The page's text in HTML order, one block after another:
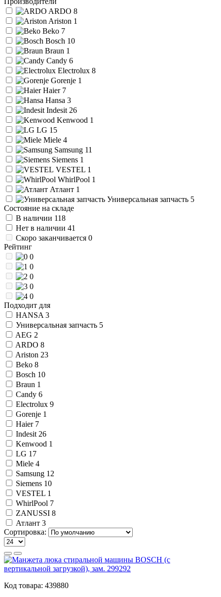
ARDO 8
Ariston 1
Beko 7
Bosch 10
Braun 1
Candy 6
Electrolux 8
Gorenje 1
Haier 7
Hansa 3
Indesit 26
Kenwood 1
LG 15
Miele 4
Samsung 11
Siemens 1
VESTEL 1
WhirlPool 1
Атлант 1
Универсальная запчасть 5
Состояние на складе
В наличии 118
Нет в наличии 41
Скоро заканчивается 0
Рейтинг
0
0
0
0
0
Подходит для
HANSA 3
Универсальная запчасть 5
AEG 2
ARDO 8
Ariston 23
Beko 8
Bosch 10
Braun 1
Candy 6
Electrolux 9
Gorenje 1
Haier 7
Indesit 26
Kenwood 1
LG 17
Miele 4
Samsung 12
Siemens 10
VESTEL 1
WhirlPool 7
ZANUSSI 8
Атлант 3
Сортировка:
Код товара: 439880